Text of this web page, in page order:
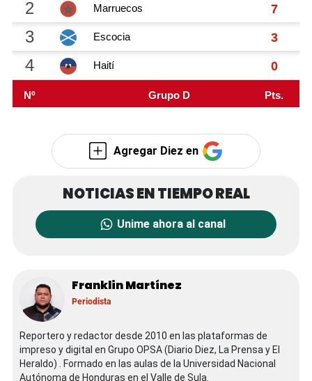
Agregar Diez en
Unime ahora al canal
Franklin Martínez
Periodista
Reportero y redactor desde 2010 en las plataformas de
impreso y digital en Grupo OPSA (Diario Diez, La Prensa y El
Heraldo) . Formado en las aulas de la Universidad Nacional
Autónoma de Honduras en el Valle de Sula.